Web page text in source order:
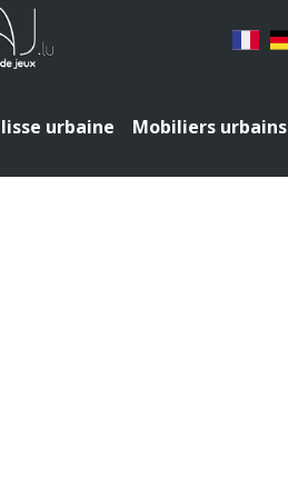
urbaine Mobiliers urbains